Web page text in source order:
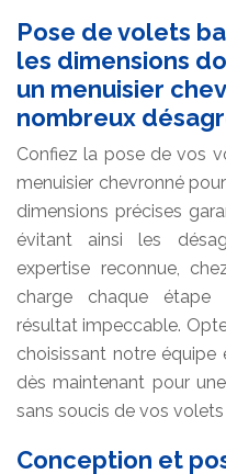
Pose de volets
les dimensions
un menuisier
nombreux
Confiez la pose de vos
menuisier chevronné
dimensions précises
évitant ainsi les
expertise reconnue,
charge chaque étape
résultat impeccable.
choisissant notre équipe
dès maintenant pour
sans soucis de vos
Conception et